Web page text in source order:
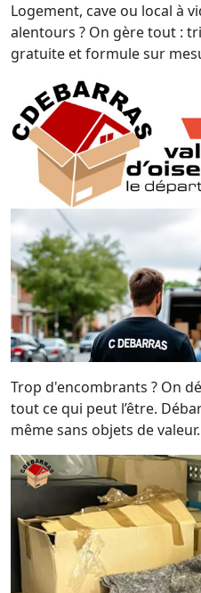
Logement, cave ou local à
alentours ? On gère tout :
gratuite et formule sur
Trop d'encombrants ? On
tout ce qui peut l’être.
même sans objets de valeur.